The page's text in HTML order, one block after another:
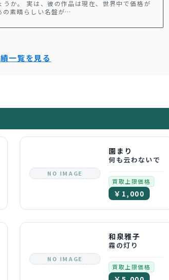
うか。 実は、彼の作品は現在、世界中で価格が
の素晴らしい名盤が…
一覧を見る
NO IMAGE
園まり
何も云わないで
買取上限価格
￥1,000
NO IMAGE
和泉雅子
霧の灯り
買取上限価格